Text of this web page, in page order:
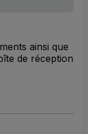
ainsi que
de réception